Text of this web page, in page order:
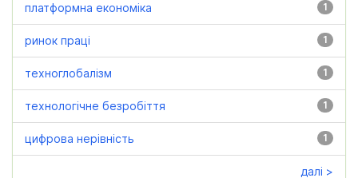
1
платформна економіка
1
ринок праці
1
техноглобалізм
1
технологічне безробіття
1
цифрова нерівність
далі >